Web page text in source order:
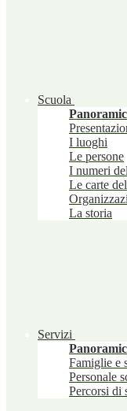
Scuola
I luoghi
Le persone
I numeri
Le carte
La storia
Servizi
Famiglie e
Personale
Percorsi di